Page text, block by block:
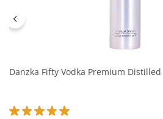
Danzka Fifty Vodka Premium